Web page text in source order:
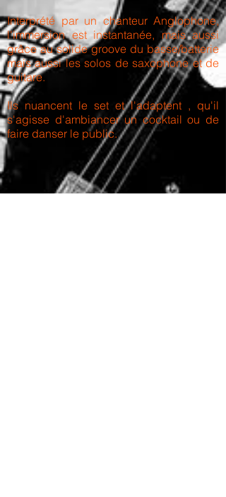
Interprété par un chanteur Anglophone,
l'immersion est instantanée, mais aussi
grâce au solide groove du basse/batterie
mais aussi les solos de saxophone et de
guitare.
Ils nuancent le set et l'adaptent , qu'il
s'agisse d'ambiancer un cocktail ou de
faire danser le public.